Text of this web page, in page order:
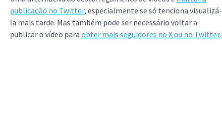
publicação no Twitter, especialmente se só tenciona visualizá-
la mais tarde. Mas também pode ser necessário voltar a
publicar o vídeo para obter mais seguidores no X ou no Twitter.